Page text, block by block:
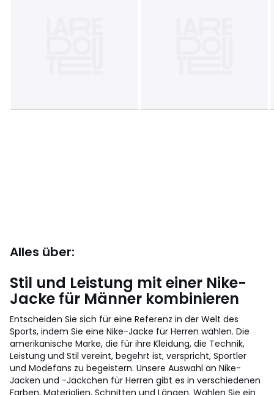
Alles über:
Stil und Leistung mit einer Nike-
Jacke für Männer kombinieren
Entscheiden Sie sich für eine Referenz in der Welt des
Sports, indem Sie eine Nike-Jacke für Herren wählen. Die
amerikanische Marke, die für ihre Kleidung, die Technik,
Leistung und Stil vereint, begehrt ist, verspricht, Sportler
und Modefans zu begeistern. Unsere Auswahl an Nike-
Jacken und -Jäckchen für Herren gibt es in verschiedenen
Farben, Materialien, Schnitten und Längen. Wählen Sie ein